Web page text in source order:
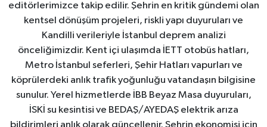
editörlerimizce takip edilir. Şehrin en kritik gündemi olan
kentsel dönüşüm projeleri, riskli yapı duyuruları ve
Kandilli verileriyle İstanbul deprem analizi
önceliğimizdir. Kent içi ulaşımda İETT otobüs hatları,
Metro İstanbul seferleri, Şehir Hatları vapurları ve
köprülerdeki anlık trafik yoğunluğu vatandaşın bilgisine
sunulur. Yerel hizmetlerde İBB Beyaz Masa duyuruları,
İSKİ su kesintisi ve BEDAŞ/AYEDAŞ elektrik arıza